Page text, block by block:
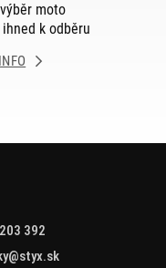
moto
k odběru
392